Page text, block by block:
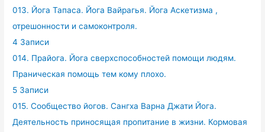
013. Йога Тапаса. Йога Вайрагья. Йога Аскетизма ,
отрешонности и самоконтроля.
4 Записи
014. Прайога. Йога сверхспособностей помощи людям.
Праническая помощь тем кому плохо.
5 Записи
015. Сообщество йогов. Сангха Варна Джати Йога.
Деятельность приносящая пропитание в жизни. Кормовая